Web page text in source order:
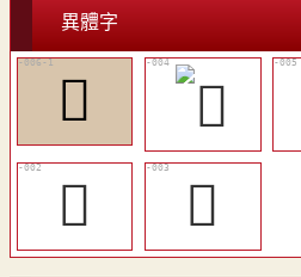
異體字
𤾧
𤾼
𤾾